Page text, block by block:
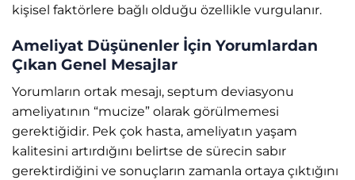
kişisel faktörlere bağlı olduğu özellikle vurgulanır.
Ameliyat Düşünenler İçin Yorumlardan
Çıkan Genel Mesajlar
Yorumların ortak mesajı, septum deviasyonu
ameliyatının “mucize” olarak görülmemesi
gerektiğidir. Pek çok hasta, ameliyatın yaşam
kalitesini artırdığını belirtse de sürecin sabır
gerektirdiğini ve sonuçların zamanla ortaya çıktığını